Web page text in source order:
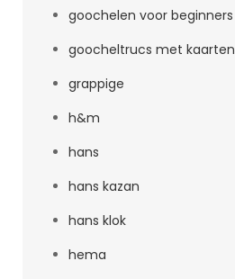
goochelen voor beginners
goocheltrucs met kaarten
grappige
h&m
hans
hans kazan
hans klok
hema